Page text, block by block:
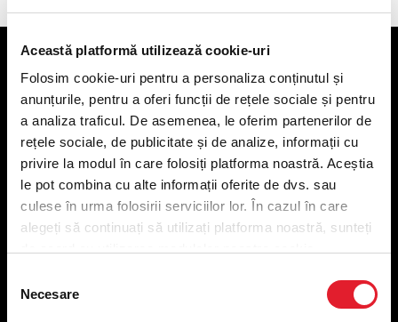
Această platformă utilizează cookie-uri
Folosim cookie-uri pentru a personaliza conținutul și
anunțurile, pentru a oferi funcții de rețele sociale și pentru
a analiza traficul. De asemenea, le oferim partenerilor de
rețele sociale, de publicitate și de analize, informații cu
privire la modul în care folosiți platforma noastră. Aceștia
le pot combina cu alte informații oferite de dvs. sau
culese în urma folosirii serviciilor lor. În cazul în care
alegeți să continuați să utilizați platforma noastră, sunteți
consimțământului
Necesare
KFC
Meniu livrare
Meniu ridicare
Nutriționale și Alergeni
Abonare Newsletter
Contact
Utile
Politica privind prelucrarea datelor